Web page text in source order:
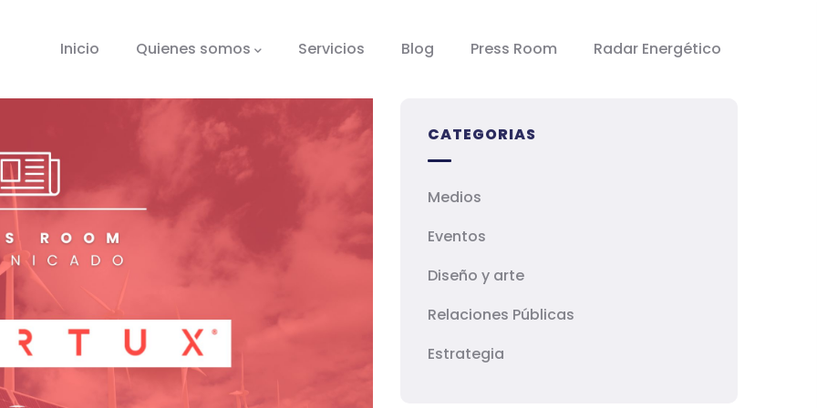
Inicio Quienes somos Servicios Blog Press Room Radar Energético
CATEGORIAS
Medios
Eventos
Diseño y arte
Relaciones Públicas
Estrategia